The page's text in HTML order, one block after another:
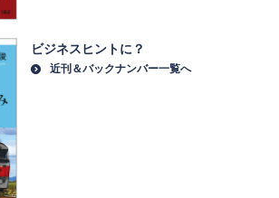
ビジネスヒントに？
近刊＆バックナンバー一覧へ